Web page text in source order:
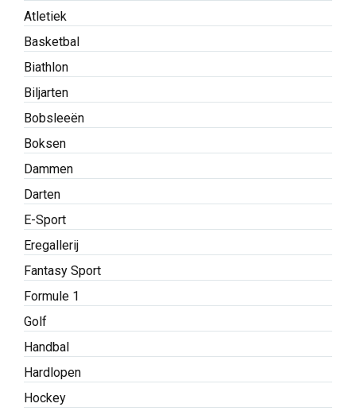
Atletiek
Basketbal
Biathlon
Biljarten
Bobsleeën
Boksen
Dammen
Darten
E-Sport
Eregallerij
Fantasy Sport
Formule 1
Golf
Handbal
Hardlopen
Hockey